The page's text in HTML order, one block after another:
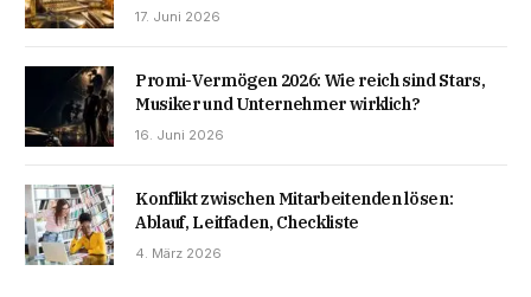
17. Juni 2026
Promi-Vermögen 2026: Wie reich sind Stars,
Musiker und Unternehmer wirklich?
16. Juni 2026
Konflikt zwischen Mitarbeitenden lösen:
Ablauf, Leitfaden, Checkliste
4. März 2026